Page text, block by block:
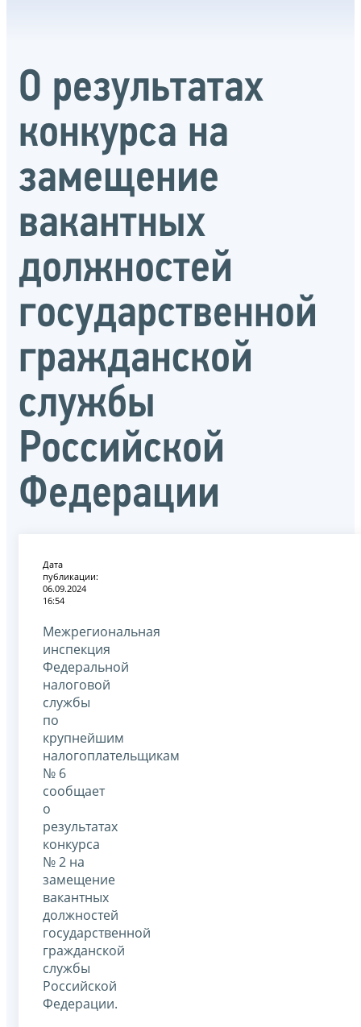
О результатах
конкурса на
замещение
вакантных
должностей
государственной
гражданской
службы
Российской
Федерации
Дата
публикации:
06.09.2024
16:54
Межрегиональная
инспекция
Федеральной
налоговой
службы
по
крупнейшим
налогоплательщикам
№ 6
сообщает
о
результатах
конкурса
№ 2 на
замещение
вакантных
должностей
государственной
гражданской
службы
Российской
Федерации.